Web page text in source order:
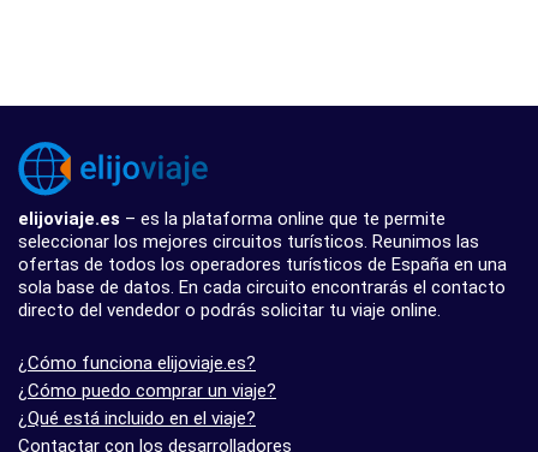
elijoviaje.es – es la plataforma online que te permite
seleccionar los mejores circuitos turísticos. Reunimos las
ofertas de todos los operadores turísticos de España en una
sola base de datos. En cada circuito encontrarás el contacto
directo del vendedor o podrás solicitar tu viaje online.
¿Cómo funciona elijoviaje.es?
¿Cómo puedo comprar un viaje?
¿Qué está incluido en el viaje?
Contactar con los desarrolladores